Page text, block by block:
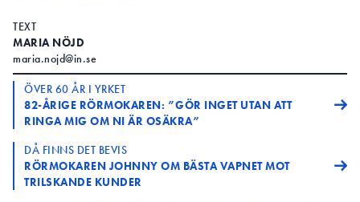
TEXT
MARIA NÖJD
maria.nojd@in.se
ÖVER 60 ÅR I YRKET
82-ÅRIGE RÖRMOKAREN: ”GÖR INGET UTAN ATT
RINGA MIG OM NI ÄR OSÄKRA”
DÅ FINNS DET BEVIS
RÖRMOKAREN JOHNNY OM BÄSTA VAPNET MOT
TRILSKANDE KUNDER